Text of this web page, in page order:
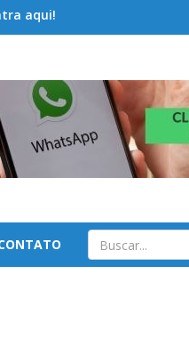
aqui!